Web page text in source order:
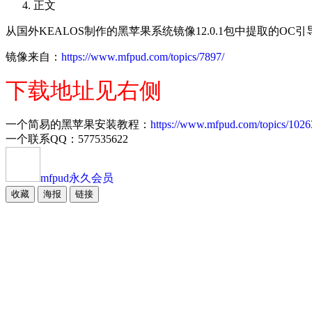
正文
从国外KEALOS制作的黑苹果系统镜像12.0.1包中提取的OC引
镜像来自： https://www.mfpud.com/topics/7897/
下载地址见右侧
一个简易的黑苹果安装教程： https://www.mfpud.com/topics/
一个联系QQ：577535622
mfpud永久会员
收藏 海报 链接